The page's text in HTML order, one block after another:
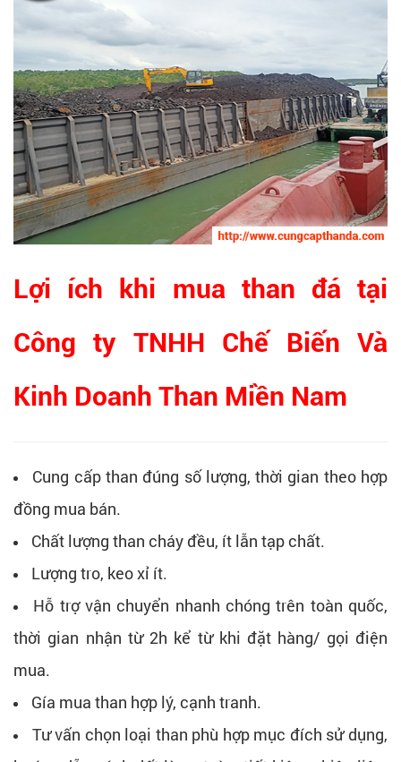
Lợi ích khi mua than đá tại
Công ty TNHH Chế Biến Và
Kinh Doanh Than Miền Nam
Cung cấp than đúng số lượng, thời gian theo hợp
đồng mua bán.
Chất lượng than cháy đều, ít lẫn tạp chất.
Lượng tro, keo xỉ ít.
Hỗ trợ vận chuyển nhanh chóng trên toàn quốc,
thời gian nhận từ 2h kể từ khi đặt hàng/ gọi điện
mua.
Gía mua than hợp lý, cạnh tranh.
Tư vấn chọn loại than phù hợp mục đích sử dụng,